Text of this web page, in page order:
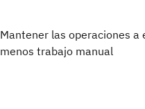
Mantener las operaciones
menos trabajo manual